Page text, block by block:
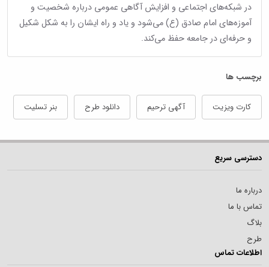
در شبکه‌های اجتماعی و افزایش آگاهی عمومی درباره شخصیت و
آموزه‌های امام صادق (ع) می‌شود و یاد و راه ایشان را به شکل شکیل
و حرفه‌ای در جامعه حفظ می‌کند.
برچسب ها
کارت ویزیت آگهی ترحیم دانلود طرح بنر تسلیت
دسترسی سریع
درباره ما
تماس با ما
بلاگ
طرح
اطلاعات تماس